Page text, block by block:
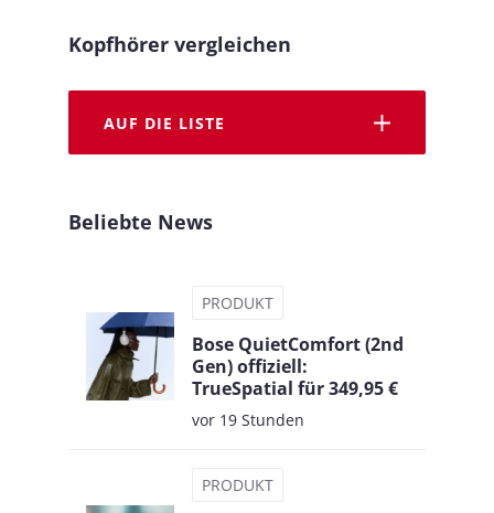
Kopfhörer vergleichen
AUF DIE LISTE
Beliebte News
PRODUKT
Bose QuietComfort (2nd
Gen) offiziell:
TrueSpatial für 349,95 €
vor 19 Stunden
PRODUKT